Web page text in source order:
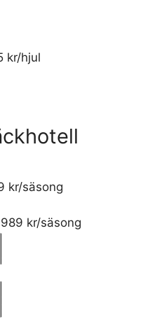
kr/hjul
kr/säsong
kr/säsong